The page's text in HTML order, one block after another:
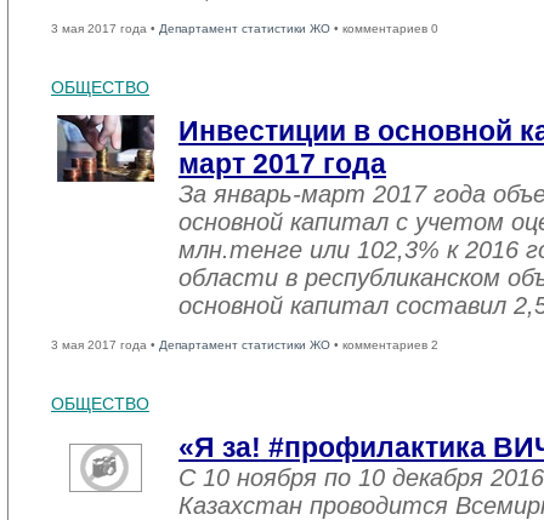
3 мая 2017 года • Департамент статистики ЖО • комментариев 0
ОБЩЕСТВО
Инвестиции в основной
март 2017 года
За январь-март 2017 года
основной капитал с учетом
млн.тенге или 102,3% к 2016
области в республиканском
основной капитал составил
3 мая 2017 года • Департамент статистики ЖО • комментариев 2
ОБЩЕСТВО
«Я за! #профилактика
С 10 ноября по 10 декабря
Казахстан проводится